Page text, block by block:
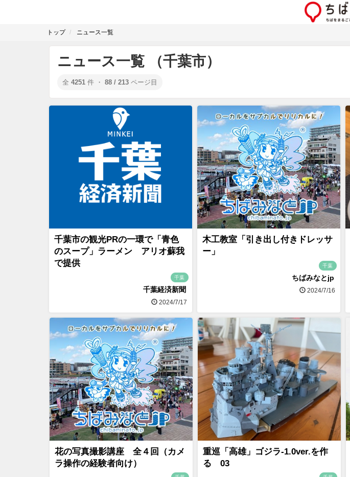
トップ ニュース一覧
ニュース一覧 （千葉市）
全 4251 件 ・ 88 / 213 ページ目
千葉市の観光PRの一環で「青色
のスープ」ラーメン アリオ蘇我
で提供
千葉
千葉経済新聞
2024/7/17
木工教室「引き出し付きドレッサ
ー」
千葉
ちばみなとjp
2024/7/16
花の写真撮影講座 全４回（カメ
ラ操作の経験者向け）
重巡「高雄」ゴジラ-1.0ver.を作
る 03